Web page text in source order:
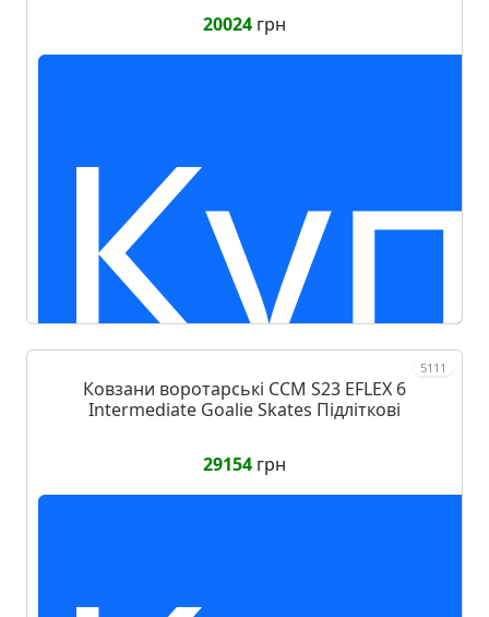
20024 грн
5111
Ковзани воротарські CCM S23 EFLEX 6
Intermediate Goalie Skates Підліткові
29154 грн